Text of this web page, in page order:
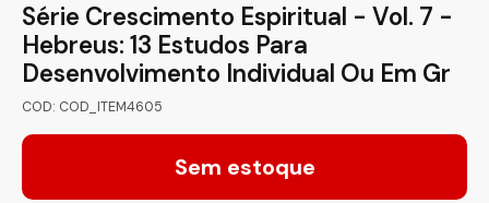
Série Crescimento Espiritual - Vol. 7 -
Hebreus: 13 Estudos Para
Desenvolvimento Individual Ou Em Gr
COD: COD_ITEM4605
Sem estoque